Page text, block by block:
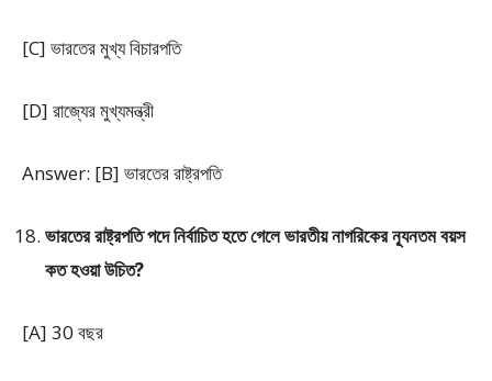
[C] ভারতের মুখ্য বিচারপতি
[D] রাজ্যের মুখ্যমন্ত্রী
Answer: [B] ভারতের রাষ্ট্রপতি
ভারতের রাষ্ট্রপতি পদে নির্বাচিত হতে গেলে ভারতীয় নাগরিকের ন্যূনতম বয়স
কত হওয়া উচিত?
[A] 30 বছর